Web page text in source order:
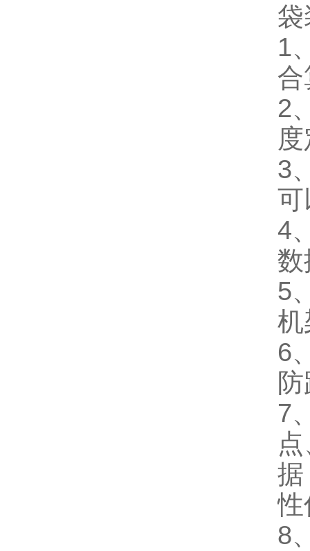
1
2
3
可
4
数
5
机
6
7
据
性
8